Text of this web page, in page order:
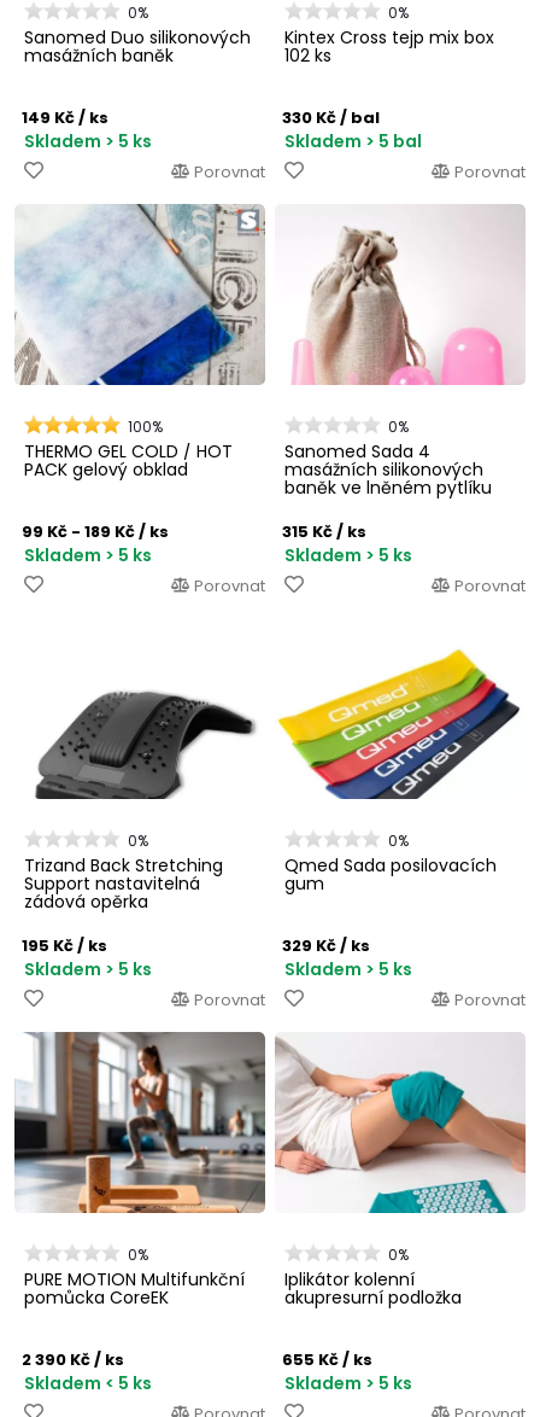
0%
Sanomed Duo silikonových
masážních baněk
149 Kč/ ks
Skladem > 5 ks
Porovnat
0%
Kintex Cross tejp mix box
102 ks
330 Kč/ bal
Skladem > 5 bal
Porovnat
100%
THERMO GEL COLD / HOT
PACK gelový obklad
99 Kč - 189 Kč/ ks
Skladem > 5 ks
Porovnat
0%
Sanomed Sada 4
masážních silikonových
baněk ve lněném pytlíku
315 Kč/ ks
Skladem > 5 ks
Porovnat
0%
Trizand Back Stretching
Support nastavitelná
zádová opěrka
195 Kč/ ks
Skladem > 5 ks
Porovnat
0%
Qmed Sada posilovacích
gum
329 Kč/ ks
Skladem > 5 ks
Porovnat
0%
PURE MOTION Multifunkční
pomůcka CoreEK
2 390 Kč/ ks
Skladem < 5 ks
0%
Iplikátor kolenní
akupresurní podložka
655 Kč/ ks
Skladem > 5 ks